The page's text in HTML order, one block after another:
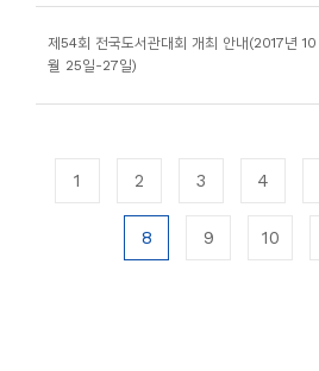
제54회 전국도서관대회 개최 안내(2017년 10
월 25일-27일)
1 2 3 4
8 9 10